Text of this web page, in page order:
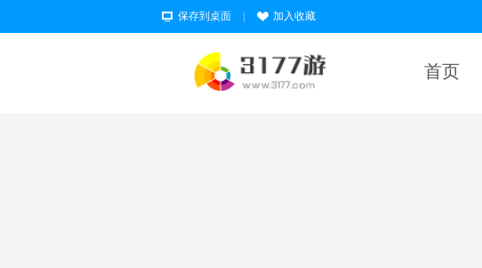
保存到桌面 加入收藏
首页